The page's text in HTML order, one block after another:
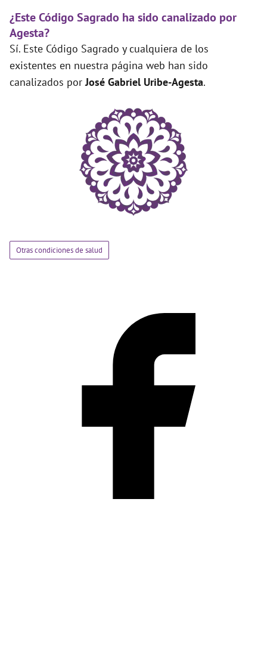
¿Este Código Sagrado ha sido canalizado por
Agesta?
Sí. Este Código Sagrado y cualquiera de los
existentes en nuestra página web han sido
canalizados porJosé Gabriel Uribe-Agesta.
Otras condiciones de salud